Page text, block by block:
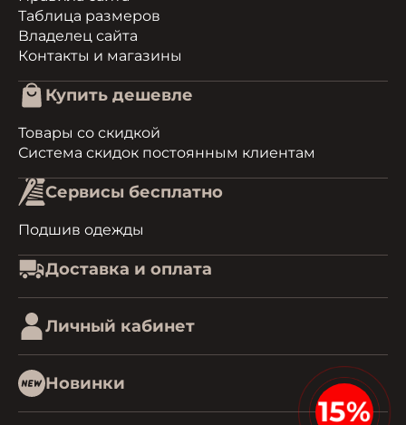
Таблица размеров
Владелец сайта
Контакты и магазины
Купить дешевле
Товары со скидкой
Система скидок постоянным клиентам
Сервисы бесплатно
Подшив одежды
Доставка и оплата
Личный кабинет
Новинки
15%